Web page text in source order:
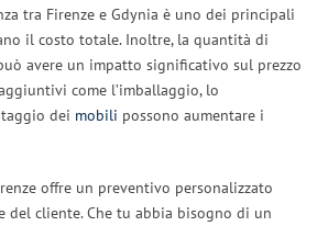
tra Firenze e Gdynia è uno dei principali
il costo totale. Inoltre, la quantità di
avere un impatto significativo sul prezzo
come l’imballaggio, lo
dei mobili possono aumentare i
offre un preventivo personalizzato
del cliente. Che tu abbia bisogno di un